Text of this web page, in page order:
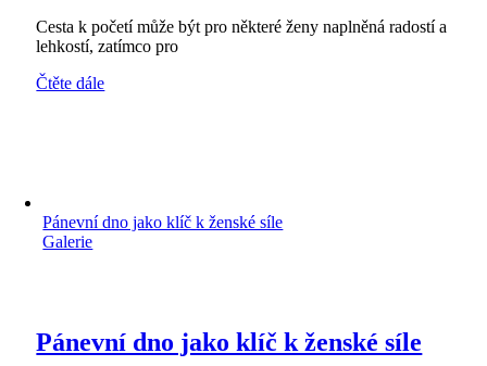
Cesta k početí může být pro některé ženy naplněná radostí a
lehkostí, zatímco pro
Čtěte dále
Pánevní dno jako klíč k ženské síle
Galerie
Pánevní dno jako klíč k ženské síle